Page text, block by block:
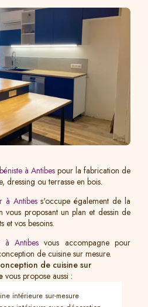
à Antibespour la fabrication de
dressing ou terrasse en bois.
à Antibess'occupe également de la
vous proposant un plan et dessin de
et vos besoins.
à Antibes vous accompagne pour
de cuisine sur mesure.
de cuisine sur
vous propose aussi :
intérieure sur-mesure